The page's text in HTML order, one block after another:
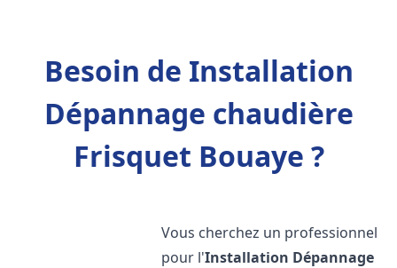
Besoin de Installation
Dépannage chaudière
Frisquet Bouaye ?
Vous cherchez un professionnel
pour l'Installation Dépannage